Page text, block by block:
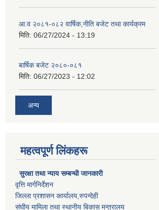
आ.व २०८१-०८२ वार्षिक,नीति बजेट तथा कार्यक्रम
मिति: 06/27/2024 - 13:19
बार्षिक बजेट २०८०-०८१
मिति: 06/27/2023 - 12:02
अन्य
महत्वपूर्ण लिंकहरू
सुरक्षा तथा न्याय सम्बन्धी जानकारी
वृत्ति मार्गनिर्देशन
जिल्ला प्रशासन कार्यालय,रुपन्देही
संघीय मामिला तथा स्थानीय बिकास मन्त्रालय